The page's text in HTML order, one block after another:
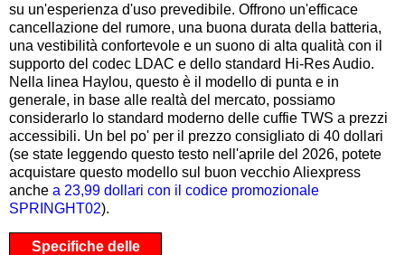
su un'esperienza d'uso prevedibile. Offrono un'efficace
cancellazione del rumore, una buona durata della batteria,
una vestibilità confortevole e un suono di alta qualità con il
supporto del codec LDAC e dello standard Hi-Res Audio.
Nella linea Haylou, questo è il modello di punta e in
generale, in base alle realtà del mercato, possiamo
considerarlo lo standard moderno delle cuffie TWS a prezzi
accessibili. Un bel po' per il prezzo consigliato di 40 dollari
(se state leggendo questo testo nell'aprile del 2026, potete
acquistare questo modello sul buon vecchio Aliexpress
anche a 23,99 dollari con il codice promozionale
SPRINGHT02).
Specifiche delle